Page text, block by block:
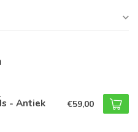
- Antiek €59,00